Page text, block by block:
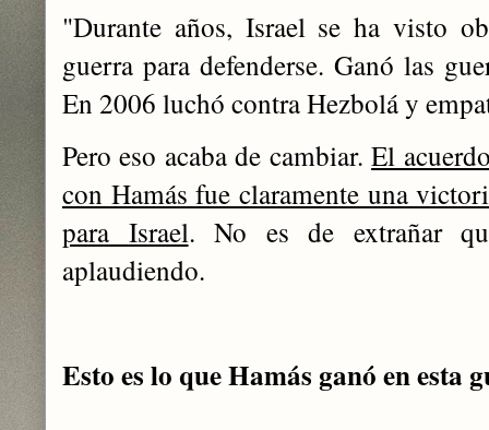
"Durante años, Israel se ha visto
guerra para defenderse. Ganó las
En 2006 luchó contra Hezbolá y
Pero eso acaba de cambiar.El
con Hamás fue claramente una
para Israel. No es de extrañar
aplaudiendo.
Esto es lo que Hamás ganó en esta